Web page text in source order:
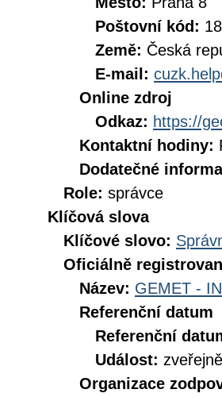
Poštovní kód:
Země: Česká
E-mail:
Online zdroj
Odkaz: https://
Kontaktní hodiny:
Dodatečné
Role: správce
Klíčová slova
Klíčové slovo:
Oficiálně
Název: GEMET -
Referenční datum
Referenční
Událost:
Organizace